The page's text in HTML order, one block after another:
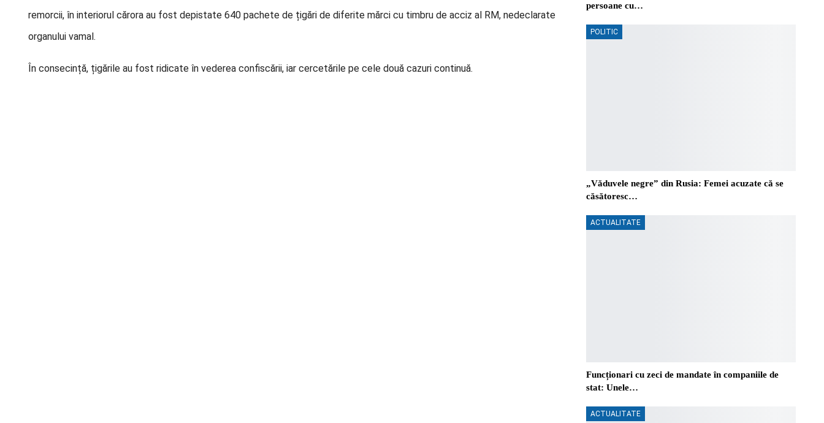
remorcii, în interiorul cărora au fost depistate 640 pachete de țigări de diferite mărci cu timbru de acciz al RM, nedeclarate
organului vamal.
În consecință, țigările au fost ridicate în vederea confiscării, iar cercetările pe cele două cazuri continuă.
persoane cu…
POLITIC
„Văduvele negre” din Rusia: Femei acuzate că se
căsătoresc…
ACTUALITATE
Funcționari cu zeci de mandate în companiile de
stat: Unele…
ACTUALITATE